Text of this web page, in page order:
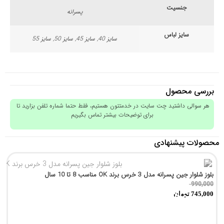
جنسیت پسرانه
سایز لباس سایز 40, سایز 45, سایز 50, سایز 55
بررسی محصول
هر سوالی داشتید چت سایت در خدمتتون هستیم، فقط حتما شماره تلفن بزارید تا
برای توضیحات بیشتر تماس بگیریم
محصولات پیشنهادی
تمام شد!
بلوز شلوار جین پسرانه مدل 3 خرس برند OK مناسب 8 تا 10 سال
990,000
745,000 تومان